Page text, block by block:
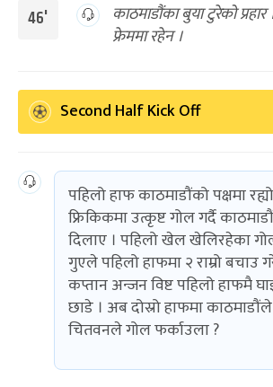
46'
काठमाडौंका बुया टुरेको
फ्रेममा रहेन ।
Second Half Kick Off
पहिलो हाफ काठमाडौंको पक्षमा
फ्रिकिकमा उत्कृष्ट गोल गर्दै
दिलाए । पहिलो खेल खेलिरहेका
गुएले पहिलो हाफमा २ राम्रो बचाउ
कप्तान अन्जन विष्ट पहिलो हाफमै
छाडे । अब दोस्रो हाफमा
चितवनले गोल फर्काउला ?